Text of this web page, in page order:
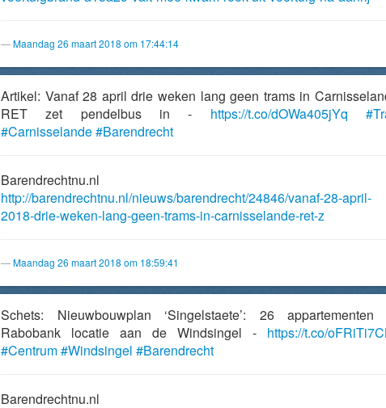
Maandag 26 maart 2018 om 17:44:14
Artikel: Vanaf 28 april drie weken lang geen trams in
RET zet pendelbus in - https://t.co/dOWa405jYq
#Carnisselande#Barendrecht
Barendrechtnu.nl
http://barendrechtnu.nl/nieuws/barendrecht/24846/vanaf-28-april-
2018-drie-weken-lang-geen-trams-in-carnisselande-ret-z
Maandag 26 maart 2018 om 18:59:41
Schets: Nieuwbouwplan ‘Singelstaete’: 26 appartementen
Rabobank locatie aan de Windsingel - https://t.co/
#Centrum#Windsingel #Barendrecht
Barendrechtnu.nl